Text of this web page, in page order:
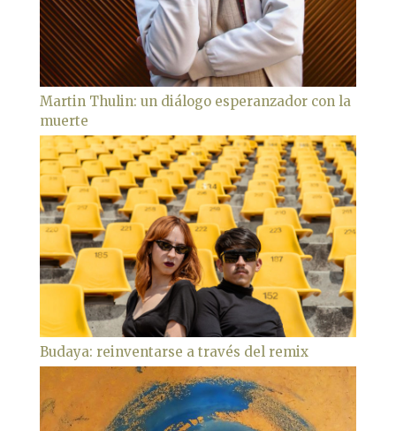
Martin Thulin: un diálogo esperanzador con la
muerte
Budaya: reinventarse a través del remix